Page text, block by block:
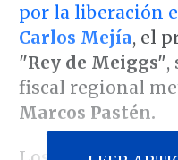
por la liberación
Carlos Mejía, el
"Rey de Meiggs",
fiscal regional
Marcos Pastén.